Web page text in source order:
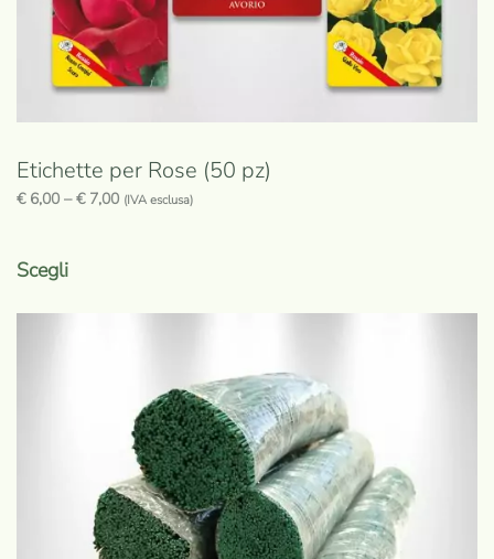
prodotto
Etichette per Rose (50 pz)
€6,00 –€7,00 (IVA esclusa)
Scegliprodotto
possono
essere
scelte
nella